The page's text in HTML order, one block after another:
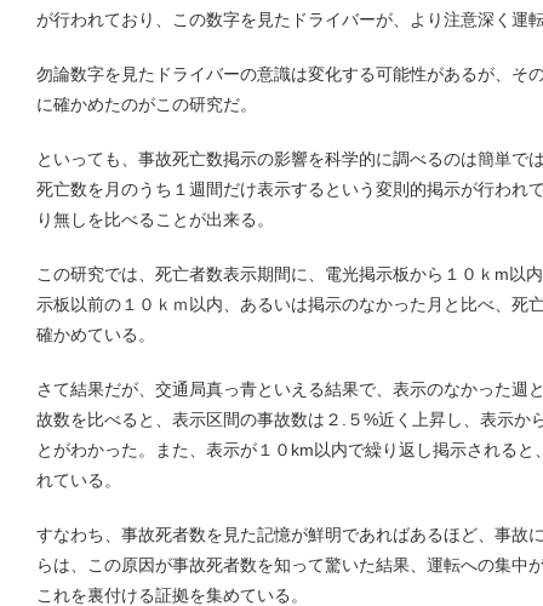
が行われており、この数字を見たドライバーが、より注意深く運
勿論数字を見たドライバーの意識は変化する可能性があるが、そ
に確かめたのがこの研究だ。
といっても、事故死亡数掲示の影響を科学的に調べるのは簡単で
死亡数を月のうち１週間だけ表示するという変則的掲示が行われ
り無しを比べることが出来る。
この研究では、死亡者数表示期間に、電光掲示板から１０ｋm以
示板以前の１０ｋｍ以内、あるいは掲示のなかった月と比べ、死
確かめている。
さて結果だが、交通局真っ青といえる結果で、表示のなかった週
故数を比べると、表示区間の事故数は２.５%近く上昇し、表示か
とがわかった。また、表示が１０km以内で繰り返し掲示される
れている。
すなわち、事故死者数を見た記憶が鮮明であればあるほど、事故
らは、この原因が事故死者数を知って驚いた結果、運転への集中
これを裏付ける証拠を集めている。